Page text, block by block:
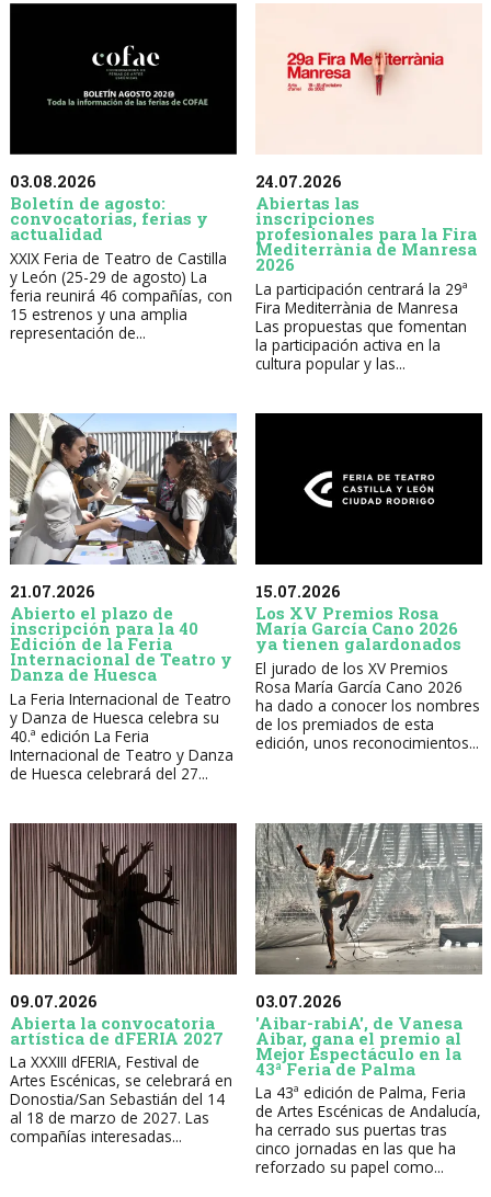
03.08.2026
Boletín de agosto:
convocatorias, ferias y
actualidad
XXIX Feria de Teatro de Castilla
y León (25-29 de agosto) La
feria reunirá 46 compañías, con
15 estrenos y una amplia
representación de...
24.07.2026
Abiertas las
inscripciones
profesionales para la Fira
Mediterrània de Manresa
2026
La participación centrará la 29ª
Fira Mediterrània de Manresa
Las propuestas que fomentan
la participación activa en la
cultura popular y las...
21.07.2026
Abierto el plazo de
inscripción para la 40
Edición de la Feria
Internacional de Teatro y
Danza de Huesca
La Feria Internacional de Teatro
y Danza de Huesca celebra su
40.ª edición La Feria
Internacional de Teatro y Danza
de Huesca celebrará del 27...
15.07.2026
Los XV Premios Rosa
María García Cano 2026
ya tienen galardonados
El jurado de los XV Premios
Rosa María García Cano 2026
ha dado a conocer los nombres
de los premiados de esta
edición, unos reconocimientos...
09.07.2026
Abierta la convocatoria
artística de dFERIA 2027
La XXXIII dFERIA, Festival de
Artes Escénicas, se celebrará en
Donostia/San Sebastián del 14
al 18 de marzo de 2027. Las
compañías interesadas...
03.07.2026
'Aibar-rabiA', de Vanesa
Aibar, gana el premio al
Mejor Espectáculo en la
43ª Feria de Palma
La 43ª edición de Palma, Feria
de Artes Escénicas de Andalucía,
ha cerrado sus puertas tras
cinco jornadas en las que ha
reforzado su papel como...